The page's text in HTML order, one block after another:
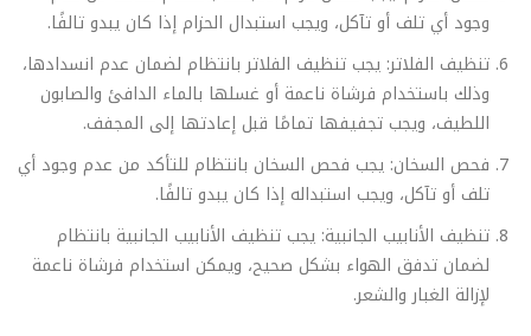
وجود أي تلف أو تآكل، ويجب استبدال الحزام إذا كان يبدو تالفًا.
تنظيف الفلاتر: يجب تنظيف الفلاتر بانتظام لضمان عدم انسدادها،
وذلك باستخدام فرشاة ناعمة أو غسلها بالماء الدافئ والصابون
اللطيف، ويجب تجفيفها تمامًا قبل إعادتها إلى المجفف.
فحص السخان: يجب فحص السخان بانتظام للتأكد من عدم وجود أي
تلف أو تآكل، ويجب استبداله إذا كان يبدو تالفًا.
تنظيف الأنابيب الجانبية: يجب تنظيف الأنابيب الجانبية بانتظام
لضمان تدفق الهواء بشكل صحيح، ويمكن استخدام فرشاة ناعمة
لإزالة الغبار والشعر.